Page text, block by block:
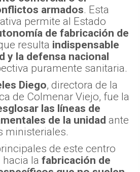
armados. Esta
permite al Estado
de fabricación de
resulta indispensable
y la defensa nacional
puramente sanitaria.
Diego, directora de la
de Colmenar Viejo, fue la
las líneas de
de la unidad ante
ministeriales.
de este centro
la fabricación de